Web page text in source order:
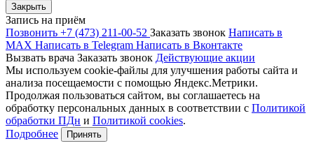
Закрыть
Запись на приём
Позвонить +7 (473) 211-00-52 Заказать звонок Написать в
MAX Написать в Telegram Написать в Вконтакте
Вызвать врача Заказать звонок Действующие акции
Мы используем cookie-файлы для улучшения работы сайта и
анализа посещаемости с помощью Яндекс.Метрики.
Продолжая пользоваться сайтом, вы соглашаетесь на
обработку персональных данных в соответствии с Политикой
обработки ПДн и Политикой cookies.
Подробнее
Принять